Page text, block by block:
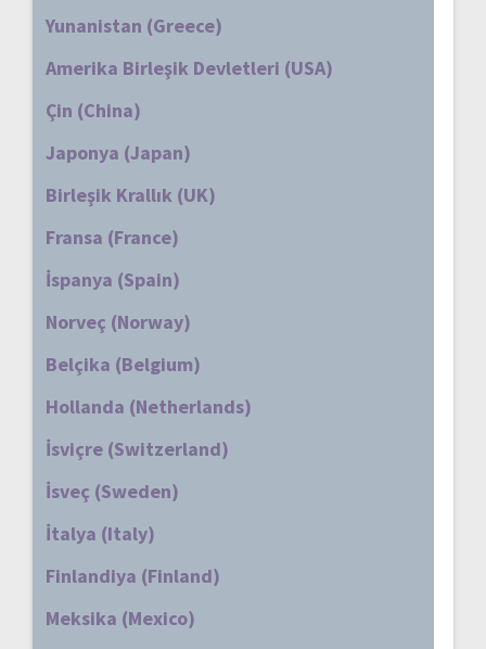
Yunanistan (Greece)
Amerika Birleşik Devletleri (USA)
Çin (China)
Japonya (Japan)
Birleşik Krallık (UK)
Fransa (France)
İspanya (Spain)
Norveç (Norway)
Belçika (Belgium)
Hollanda (Netherlands)
İsviçre (Switzerland)
İsveç (Sweden)
İtalya (Italy)
Finlandiya (Finland)
Meksika (Mexico)